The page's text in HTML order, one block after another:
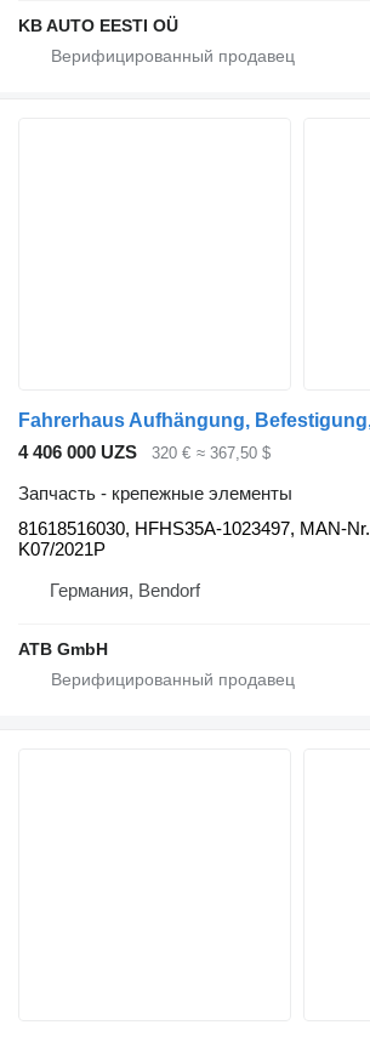
KB AUTO EESTI OÜ
4 406 000 UZS 320 € ≈ 367,50 $
Запчасть - крепежные элементы
81618516030, HFHS35A-1023497, MAN-
K07/2021P
Германия, Bendorf
ATB GmbH